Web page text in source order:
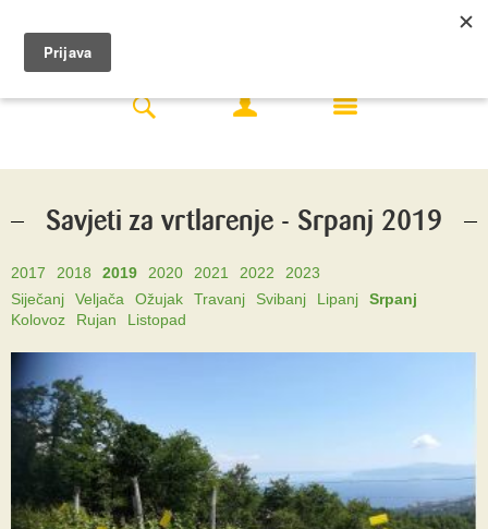
Savjeti za vrtlarenje - Srpanj 2019
2017 2018 2019 2020 2021 2022
2023
Siječanj
Veljača Ožujak Travanj Svibanj Lipanj
Srpanj
Kolovoz
Rujan Listopad